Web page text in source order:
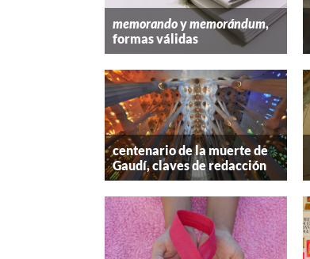
memorandoymemorándum,
formas válidas
centenario de la muerte de
Gaudí, claves de redacción